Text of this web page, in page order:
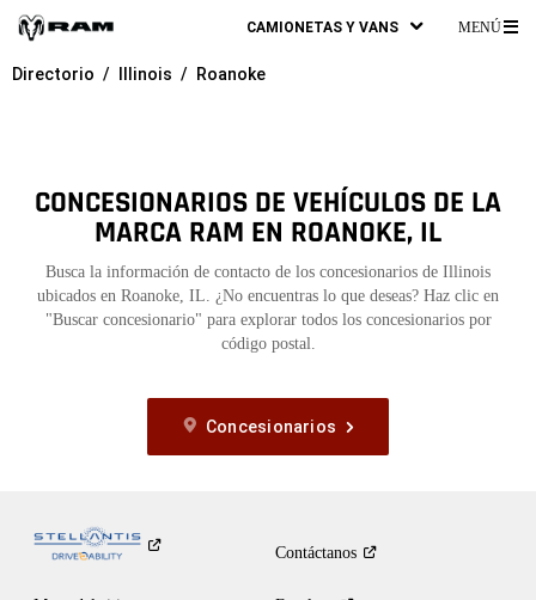
CAMIONETAS Y VANS MENÚ
Directorio Illinois Roanoke
CONCESIONARIOS DE VEHÍCULOS DE LA
MARCA RAM EN ROANOKE, IL
Busca la información de contacto de los concesionarios de Illinois
ubicados en Roanoke, IL. ¿No encuentras lo que deseas? Haz clic en
"Buscar concesionario" para explorar todos los concesionarios por
código postal.
Concesionarios
Contáctanos